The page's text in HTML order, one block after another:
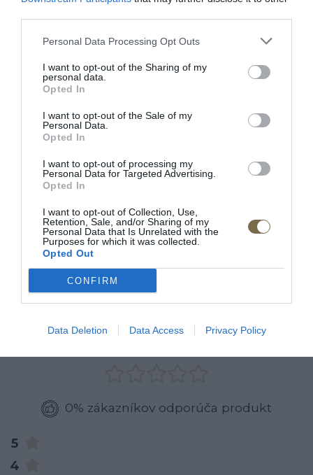
Personal Data Processing Opt Outs
I want to opt-out of the Sharing of my
personal data.
Opted In
I want to opt-out of the Sale of my
Personal Data.
Opted In
I want to opt-out of processing my
Personal Data for Targeted Advertising.
Opted In
I want to opt-out of Collection, Use,
Retention, Sale, and/or Sharing of my
Personal Data that Is Unrelated with the
Purposes for which it was collected.
Opted Out
CONFIRM
Data Deletion Data Access Privacy Policy
POPIS PRODUKTU
Dĺžka:222cm
Výška:101 cm
Materiál:masívne drevo/ dyhovaná vrchná doska
Výrobca: MEBIN
RECENZIE
0
0% zákazníkov odporúča produkt
5
4